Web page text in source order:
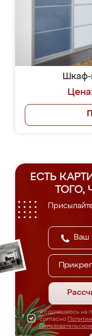
ЕСТЬ
ТОГО,
Я соглашаюсь на
согласно